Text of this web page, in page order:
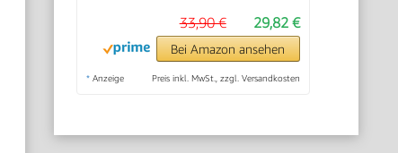
29,82 €
33,90 €
Bei Amazon ansehen
* Anzeige Preis inkl. MwSt., zzgl. Versandkosten